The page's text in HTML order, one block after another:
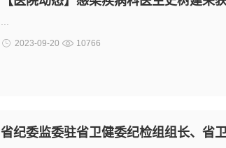
2023-09-20 10766
省纪委监委驻省卫健委纪检组组长、省